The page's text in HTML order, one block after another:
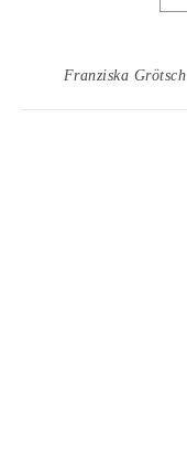
Franziska Grötsch